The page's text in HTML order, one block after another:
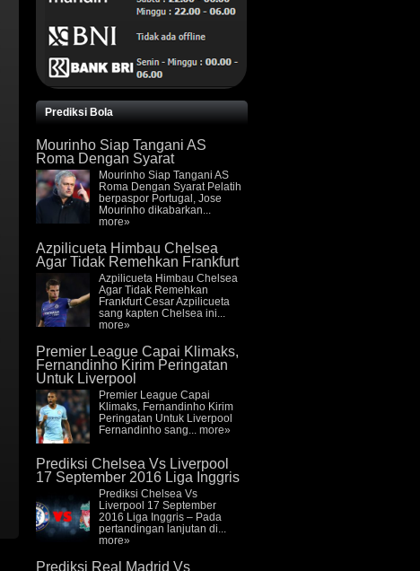
Prediksi Bola
Mourinho Siap Tangani AS
Roma Dengan Syarat
Mourinho Siap Tangani AS
Roma Dengan Syarat Pelatih
berpaspor Portugal, Jose
Mourinho dikabarkan...
more»
Azpilicueta Himbau Chelsea
Agar Tidak Remehkan Frankfurt
Azpilicueta Himbau Chelsea
Agar Tidak Remehkan
Frankfurt Cesar Azpilicueta
sang kapten Chelsea ini...
more»
Premier League Capai Klimaks,
Fernandinho Kirim Peringatan
Untuk Liverpool
Premier League Capai
Klimaks, Fernandinho Kirim
Peringatan Untuk Liverpool
Fernandinho sang... more»
Prediksi Chelsea Vs Liverpool
17 September 2016 Liga Inggris
Prediksi Chelsea Vs
Liverpool 17 September
2016 Liga Inggris – Pada
pertandingan lanjutan di...
more»
Prediksi Real Madrid Vs